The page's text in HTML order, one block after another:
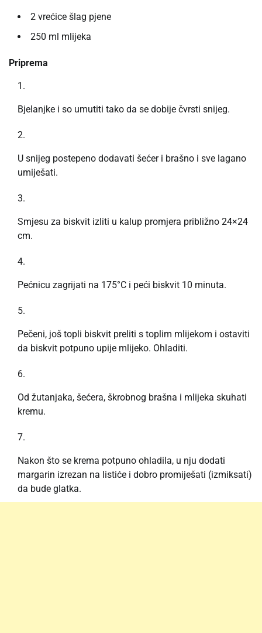
2 vrećice šlag pjene
250 ml mlijeka
Priprema
Bjelanjke i so umutiti tako da se dobije čvrsti snijeg.
U snijeg postepeno dodavati šećer i brašno i sve lagano
umiješati.
Smjesu za biskvit izliti u kalup promjera približno 24×24
cm.
Pećnicu zagrijati na 175°C i peći biskvit 10 minuta.
Pečeni, još topli biskvit preliti s toplim mlijekom i ostaviti
da biskvit potpuno upije mlijeko. Ohladiti.
Od žutanjaka, šećera, škrobnog brašna i mlijeka skuhati
kremu.
Nakon što se krema potpuno ohladila, u nju dodati
margarin izrezan na listiće i dobro promiješati (izmiksati)
da bude glatka.